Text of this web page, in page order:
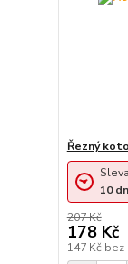
Řezný
207 Kč
178 Kč
147 Kč bez
10